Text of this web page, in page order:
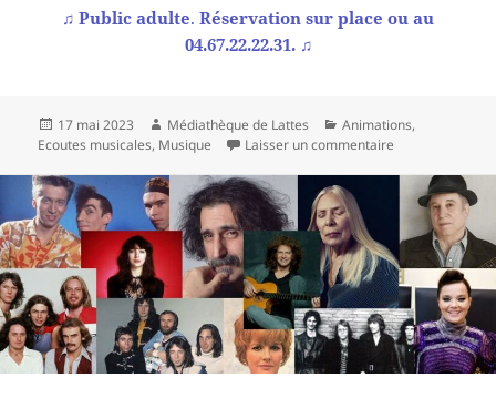
♫ Public adulte. Réservation sur place ou au
04.67.22.22.31.♫
Publié
le
17 mai 2023 Auteur
Médiathèque de Lattes Catégories
Animations,
Ecoutes musicales, Musique Laisser un commentaire